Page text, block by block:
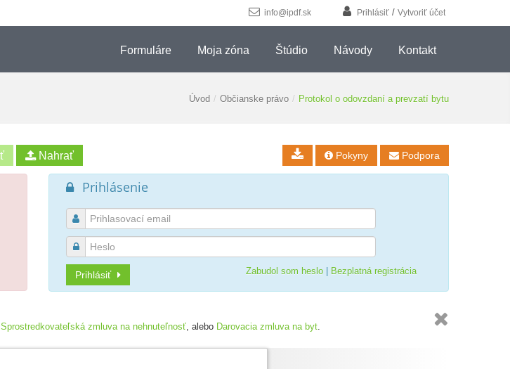
info@ipdf.sk Prihlásiť/ Vytvoriť účet
Formuláre Moja zóna Štúdio Návody Kontakt
Úvod / Občianske právo / Protokol o odovzdaní a prevzatí bytu
 Pokyny  Podpora
 Prihlásenie


Prihlásiť Zabudol som heslo| Bezplatná registrácia

Sprostredkovateľská zmluva na nehnuteľnosť, alebo Darovacia zmluva na byt.